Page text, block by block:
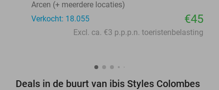
Arcen (+ meerdere locaties)
Verkocht: 18.055
€45
Excl. ca. €3 p.p.p.n. toeristenbelasting
Deals in de buurt van ibis Styles Colombes